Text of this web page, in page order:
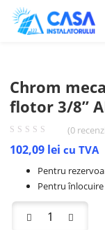
Chrom
flotor 3/8”
(0
102,09 lei cu TVA
Pentru
Pentru înlocuire